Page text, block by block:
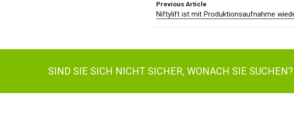
Previous Article
Niftylift ist mit Produktionsaufnahme
SIND SIE SICH NICHT SICHER, WONACH SIE SUCHEN?
Canada